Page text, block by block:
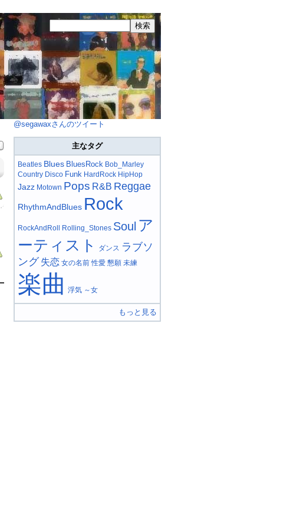
@segawaxさんのツイート
主なタグ
Beatles Blues BluesRock Bob_Marley
Country Disco Funk HardRock HipHop
Jazz Motown Pops R&B Reggae
RhythmAndBlues Rock
RockAndRoll Rolling_Stones Soul ア
ーティスト
ダンス ラブソ
ング 失恋 女の名前 性愛 懇願 未練
楽曲 浮気 ～女
もっと見る